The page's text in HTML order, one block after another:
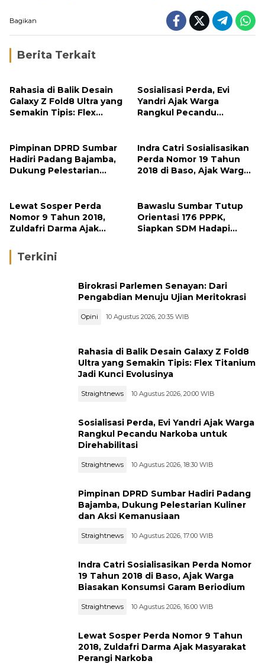
Bagikan
Berita Terkait
Rahasia di Balik Desain
Galaxy Z Fold8 Ultra yang
Semakin Tipis: Flex
Sosialisasi Perda, Evi
Yandri Ajak Warga
Rangkul Pecandu
Pimpinan DPRD Sumbar
Hadiri Padang Bajamba,
Dukung Pelestarian
Indra Catri Sosialisasikan
Perda Nomor 19 Tahun
2018 di Baso, Ajak Warga
Lewat Sosper Perda
Nomor 9 Tahun 2018,
Zuldafri Darma Ajak
Narkoba
Bawaslu Sumbar Tutup
Orientasi 176 PPPK,
Siapkan SDM Hadapi
Terkini
Birokrasi Parlemen Senayan: Dari
Pengabdian Menuju Ujian Meritokrasi
Opini 10 Agustus 2026, 20:35 WIB
Rahasia di Balik Desain Galaxy Z Fold8
Ultra yang Semakin Tipis: Flex Titanium
Jadi Kunci Evolusinya
Straightnews 10 Agustus 2026, 20:00 WIB
Sosialisasi Perda, Evi Yandri Ajak Warga
Rangkul Pecandu Narkoba untuk
Direhabilitasi
Straightnews 10 Agustus 2026, 18:30 WIB
Pimpinan DPRD Sumbar Hadiri Padang
Bajamba, Dukung Pelestarian Kuliner
dan Aksi Kemanusiaan
Straightnews 10 Agustus 2026, 17:00 WIB
Indra Catri Sosialisasikan Perda Nomor
19 Tahun 2018 di Baso, Ajak Warga
Biasakan Konsumsi Garam Beriodium
Straightnews 10 Agustus 2026, 16:00 WIB
Lewat Sosper Perda Nomor 9 Tahun
2018, Zuldafri Darma Ajak Masyarakat
Perangi Narkoba